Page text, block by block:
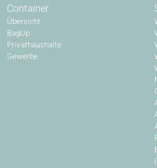
Container
Übersicht
BagUp
Privathaushalte
Gewerbe